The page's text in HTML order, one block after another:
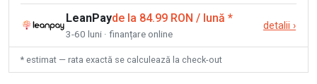
LeanPayde la 84.99 RON / lună *
3-60 luni · finanțare online
detalii ›
* estimat — rata exactă se calculează la check-out